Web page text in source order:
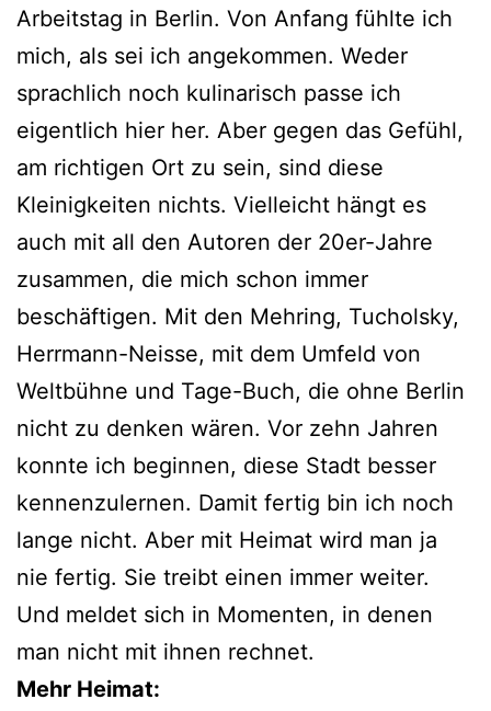
Arbeitstag in Berlin. Von Anfang fühlte ich
mich, als sei ich angekommen. Weder
sprachlich noch kulinarisch passe ich
eigentlich hier her. Aber gegen das Gefühl,
am richtigen Ort zu sein, sind diese
Kleinigkeiten nichts. Vielleicht hängt es
auch mit all den Autoren der 20er-Jahre
zusammen, die mich schon immer
beschäftigen. Mit den Mehring, Tucholsky,
Herrmann-Neisse, mit dem Umfeld von
Weltbühne und Tage-Buch, die ohne Berlin
nicht zu denken wären. Vor zehn Jahren
konnte ich beginnen, diese Stadt besser
kennenzulernen. Damit fertig bin ich noch
lange nicht. Aber mit Heimat wird man ja
nie fertig. Sie treibt einen immer weiter.
Und meldet sich in Momenten, in denen
man nicht mit ihnen rechnet.
Mehr Heimat: